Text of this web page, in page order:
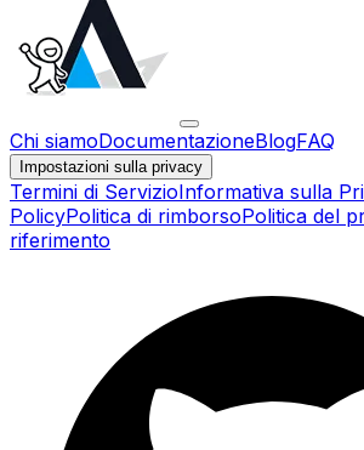
Chi siamoDocumentazioneBlogFAQ
Impostazioni sulla privacy
Termini di ServizioInformativa sulla
PolicyPolitica di rimborsoPolitica del
riferimento